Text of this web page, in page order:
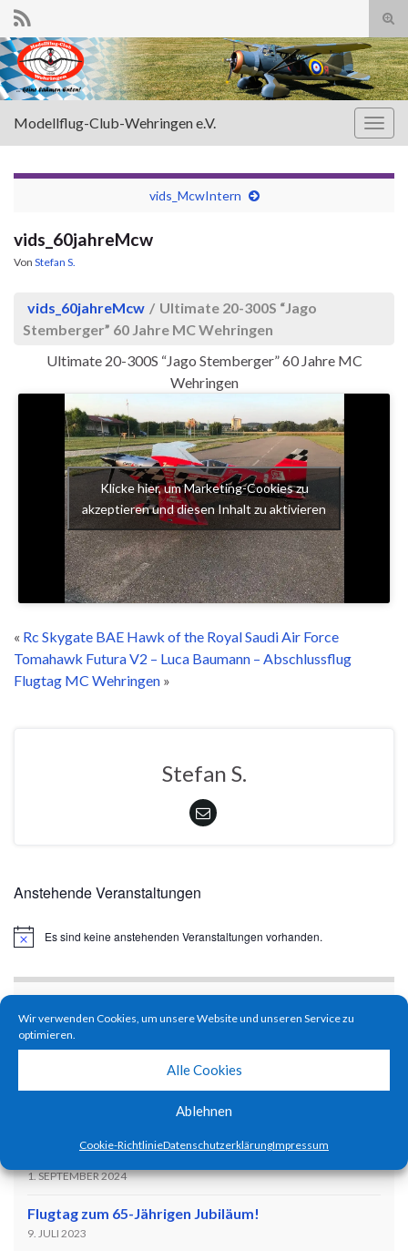
Wir verwenden Cookies, um unsere Website und unseren Service zu
optimieren.
Alle Cookies
Ablehnen
Cookie-RichtlinieDatenschutzerklärungImpressum
Search for:
Modellflug-Club-Wehringen e.V.
vids_McwIntern
vids_60jahreMcw
Von Stefan S.
vids_60jahreMcw / Ultimate 20-300S “Jago
Stemberger” 60 Jahre MC Wehringen
Ultimate 20-300S “Jago Stemberger” 60 Jahre MC
Wehringen
Klicke hier, um Marketing-Cookies zu
akzeptieren und diesen Inhalt zu aktivieren
« Rc Skygate BAE Hawk of the Royal Saudi Air Force
Tomahawk Futura V2 – Luca Baumann – Abschlussflug
Flugtag MC Wehringen »
Stefan S.
Anstehende Veranstaltungen
HinweisEs sind keine anstehenden Veranstaltungen vorhanden.
Ferienprogramm 2025 – Die Jugend dreht auf! :)
Ferienprogramm 2024 – Kids become pilots!
1. SEPTEMBER 2024
Flugtag zum 65-Jährigen Jubiläum!
9. JULI 2023